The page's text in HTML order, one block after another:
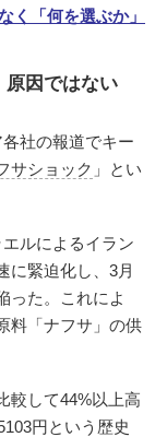
く「何を選ぶか」
原因ではない
社の報道でキー
サショック 」とい
ルによるイラン
に緊迫化し、3月
った。これによ
料「ナフサ」の供
較して44%以上高
円という歴史